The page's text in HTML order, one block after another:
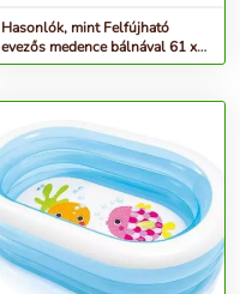
Hasonlók, mint Felfújható
evezős medence bálnával 61 x
15 cm intex 59409